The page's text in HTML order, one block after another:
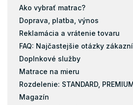
Ako vybrať matrac?
Doprava, platba, výnos
Reklamácia a vrátenie tovaru
FAQ: Najčastejšie otázky
Doplnkové služby
Matrace na mieru
Rozdelenie: STANDARD,
Magazín